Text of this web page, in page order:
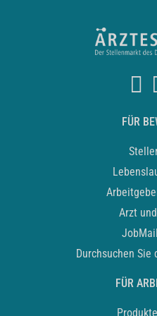
FÜR
Arzt
Durchsuchen
FÜR